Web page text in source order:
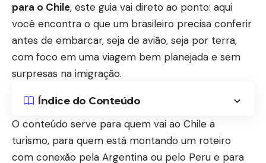
para o Chile, este guia vai direto ao ponto: aqui
você encontra o que um brasileiro precisa conferir
antes de embarcar, seja de avião, seja por terra,
com foco em uma viagem bem planejada e sem
surpresas na imigração.
Índice do Conteúdo
O conteúdo serve para quem vai ao Chile a
turismo, para quem está montando um roteiro
com conexão pela Argentina ou pelo Peru e para